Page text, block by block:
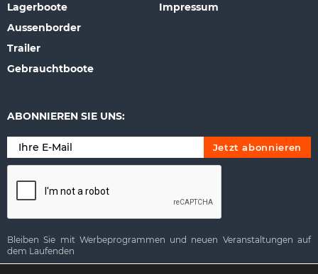
Lagerboote
Aussenborder
Trailer
Gebrauchtboote
Impressum
ABONNIEREN SIE UNS:
Bleiben Sie mit Werbeprogrammen und neuen Veranstaltungen auf
dem Laufenden
Alternative: